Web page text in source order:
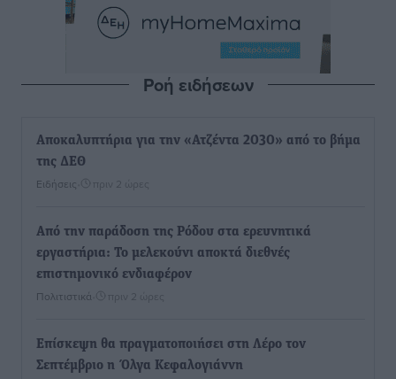
Ροή ειδήσεων
Αποκαλυπτήρια για την «Ατζέντα 2030» από το βήμα
της ΔΕΘ
Ειδήσεις πριν 2 ώρες
Από την παράδοση της Ρόδου στα ερευνητικά
εργαστήρια: Το μελεκούνι αποκτά διεθνές
επιστημονικό ενδιαφέρον
Πολιτιστικά πριν 2 ώρες
Επίσκεψη θα πραγματοποιήσει στη Λέρο τον
Σεπτέμβριο η Όλγα Κεφαλογιάννη